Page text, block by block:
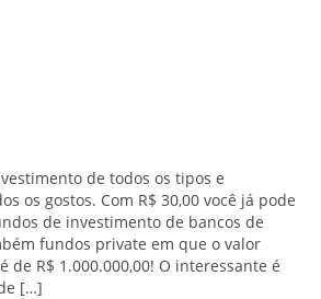
de todos os tipos e
os gostos. Com R$ 30,00 você já pode
de investimento de bancos de
fundos private em que o valor
de R$ 1.000.000,00! O interessante é
[…]